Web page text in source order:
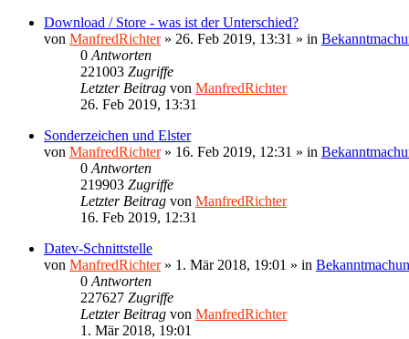
Download / Store - was ist der Unterschied?
von ManfredRichter» 26. Feb 2019, 13:31 » in
0 Antworten
221003 Zugriffe
Letzter Beitrag von ManfredRichter
26. Feb 2019, 13:31
Sonderzeichen und Elster
von ManfredRichter» 16. Feb 2019, 12:31 » in
0 Antworten
219903 Zugriffe
Letzter Beitrag von ManfredRichter
16. Feb 2019, 12:31
Datev-Schnittstelle
von ManfredRichter» 1. Mär 2018, 19:01 » in
0 Antworten
227627 Zugriffe
Letzter Beitrag von ManfredRichter
1. Mär 2018, 19:01